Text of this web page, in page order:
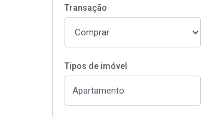
Transação
Tipos de imóvel